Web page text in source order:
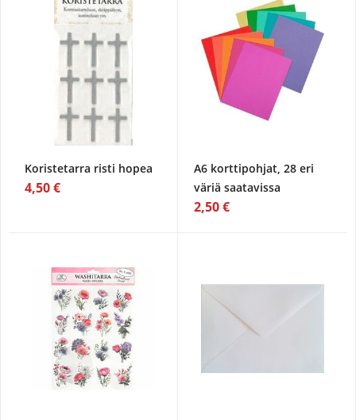
Koristetarra risti hopea
4,50 €
A6 korttipohjat, 28 eri
väriä saatavissa
2,50 €